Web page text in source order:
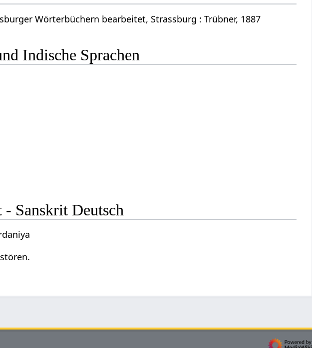
Wörterbüchern bearbeitet, Strassburg : Trübner, 1887
Indische Sprachen
- Sanskrit Deutsch